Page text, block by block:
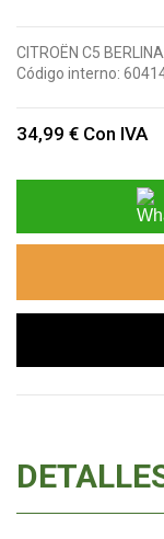
CITROËN C5
Código interno:
34,99 € Con IVA